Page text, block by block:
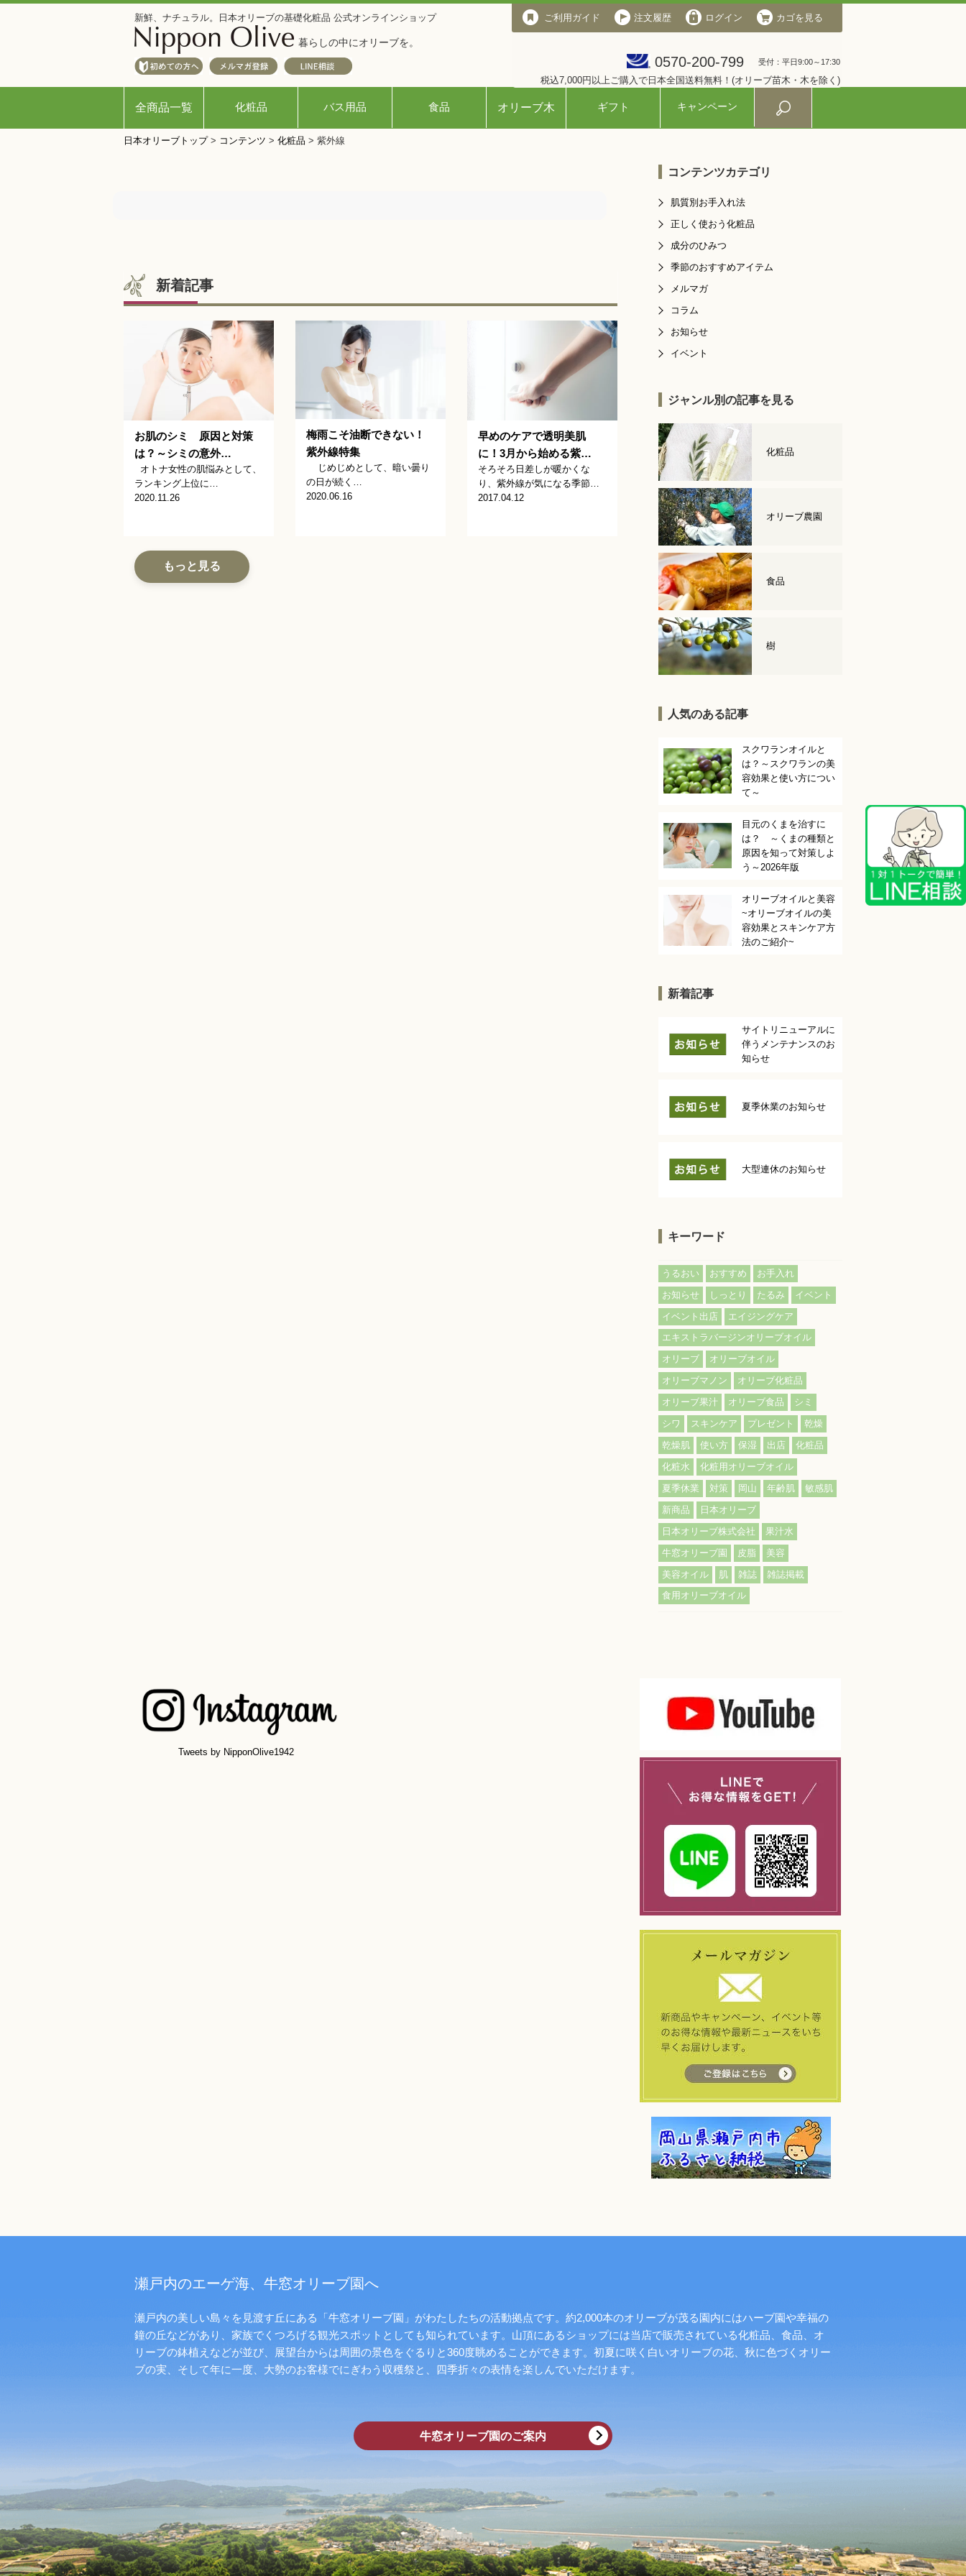
新鮮、ナチュラル。日本オリーブの基礎化粧品 公式オンラインショップ
暮らしの中にオリーブを。
ご利用ガイド 注文履歴 ログイン カゴを見る
0570-200-799 受付：平日9:00～17:30
税込7,000円以上ご購入で日本全国送料無料！(オリーブ苗木・木を除く)
全商品一覧 化粧品 バス用品 食品 オリーブ木 ギフト キャンペーン
ご利用ガイド 会社概要 ログイン カゴを見る
0570-200-799 受付：平日9:00～17:30
日本オリーブトップ> コンテンツ > 化粧品 > 紫外線
新着記事
お肌のシミ 原因と対策
は？～シミの意外…
オトナ女性の肌悩みとして、
ランキング上位に…
2020.11.26
梅雨こそ油断できない！
紫外線特集
じめじめとして、暗い曇り
の日が続く…
2020.06.16
早めのケアで透明美肌
に！3月から始める紫…
そろそろ日差しが暖かくな
り、紫外線が気になる季節…
2017.04.12
もっと見る
コンテンツカテゴリ
肌質別お手入れ法
正しく使おう化粧品
成分のひみつ
季節のおすすめアイテム
メルマガ
コラム
お知らせ
イベント
ジャンル別の記事を見る
化粧品
オリーブ農園
食品
樹
人気のある記事
スクワランオイルと
は？～スクワランの美
容効果と使い方につい
て～
目元のくまを治すに
は？ ～くまの種類と
原因を知って対策しよ
う～2026年版
オリーブオイルと美容
~オリーブオイルの美
容効果とスキンケア方
法のご紹介~
新着記事
サイトリニューアルに
伴うメンテナンスのお
知らせ
夏季休業のお知らせ
大型連休のお知らせ
キーワード
うるおい おすすめ
お手入れ
お知らせ
しっとり たるみ
イベント
イベント出店
エイジングケア
エキストラバージンオリーブオイル
オリーブ
オリーブオイル
オリーブマノン
オリーブ化粧品
オリーブ果汁
オリーブ食品
シミ
シワ
スキンケア プレゼント
乾燥
乾燥肌
使い方 保湿 出店
化粧品
化粧水
化粧用オリーブオイル
夏季休業
対策 岡山 年齢肌
敏感肌
新商品
日本オリーブ
日本オリーブ株式会社
果汁水
牛窓オリーブ園
皮脂
美容
美容オイル
肌 雑誌
雑誌掲載
食用オリーブオイル
Tweets by NipponOlive1942
瀬戸内のエーゲ海、牛窓オリーブ園へ
瀬戸内の美しい島々を見渡す丘にある「牛窓オリーブ園」がわたしたちの活動拠点です。約2,000本のオリーブが茂る園内にはハーブ園や幸福の
鐘の丘などがあり、家族でくつろげる観光スポットとしても知られています。山頂にあるショップには当店で販売されている化粧品、食品、オ
リーブの鉢植えなどが並び、展望台からは周囲の景色をぐるりと360度眺めることができます。初夏に咲く白いオリーブの花、秋に色づくオリー
ブの実、そして年に一度、大勢のお客様でにぎわう収穫祭と、四季折々の表情を楽しんでいただけます。
牛窓オリーブ園のご案内